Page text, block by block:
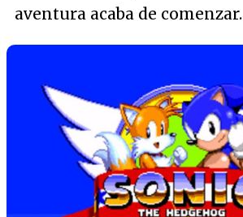
aventura acaba de comenzar.